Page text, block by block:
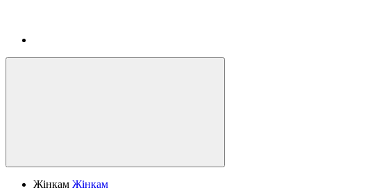
Жінкам Жінкам